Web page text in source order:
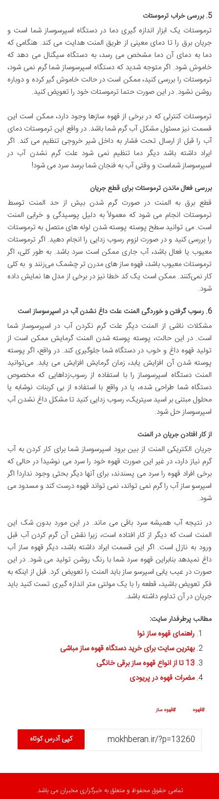
5. بررسی خراب ترموستات
ترموستات یک ابزار اندازه گیری دما در دستگاه اسپرسوساز شما است و
جریان برق را تا دمای معینی از طریق المنت هدایت می کند. هنگامی که
دما به دمای آن دما مشخص می رسد، به دستگاه سیگنال می دهد که
خاموش شود. اگر متوجه شدید که دستگاه اسپرسوساز شما گرم نمی شود،
ترموستات را بررسی کنید، ممکن است در حالت خاموش گیر کرده و دوباره
روشن نشود. در این صورت حتما ترموستات خود را تعویض کنید.
ترموستات کنترلی که در برخی از قهوه سازها وجود دارد، ممکن است این
قسمت نیز مسئول مشکل آب گرم شما باشد. در واقع این ترموستات دمای
آب را قبل از ارسال تحت فشار به داخل شیر خروجی تنظیم می کند. اگر
ایراد داشته باشد دیگر دما تنظیم نمی شود علت گرم نشدن آب در
اسپرسوساز شماست و وقتی آب به فنجان شما برسد سرد می شود!
بررسی فعال ماندن ترموستات برای قطع جریان
قطع برق به المنت در صورت گرم شدن بیش از حد المنت توسط
ترموستات انجام می شود که معمولاً به دلیل پوسیدگی و خرابی المنت
است. می توانید سطح پوسته پوسته شدن لوله های متصل به ترموستات
را بررسی کنید و در صورت لزوم رسوب زدایی را انجام دهید. اگر ترموستات
معیوب یا فعال باشد، آب جاری ممکن است سرد باشد. به طور کلی، اگر
ترموستات معیوب باشد، قهوه ساز های مدرن تر چشمک می‌زنند و به‌ کلی
کار نمی‌کنند. ممکن است یک کد خطا نیز در برخی از مدل ها نمایش داده
شود.
6. رسوب گرفتن و خوردگی المنت علت داغ نشدن آب در اسپرسوساز است
مشکلات ناشی از المنت دیگر علت گرم نکردن آب در اسپرسوساز شما
است. در این حالت، پوسته پوسته شدن المنت گرمایش ممکن است از
تولید قهوه داغ و خوب در دستگاه شما جلوگیری کند. در واقع، اگر پوسته
پوسته شدن آن افزایش یابد، زمان گرمایش افزایش می یابد. می‌توانید
المنت دستگاه اسپرسوساز را با استفاده از رسوب‌زداهایی که مخصوص
دستگاه شما طراحی شده، یا در واقع با استفاده از بی کربنات نوشابه یا
محلول مبتنی بر اسید سیتریک، رسوب زدایی کنید تا مشکل داغ نشدن آب
اسپرسوساز حل شود.
از کار افتادن جریان در المنت
جریان الکتریکی المنت از بین برود اسپرسوساز شما برای کار کردن به آب
گرم نیاز دارد، در غیر این صورت قهوه خود را سرد می نوشید! در حالی که
برخی افراد قهوه را سرد می پسندند، برای آنها دیگر بحثی وجود ندارد! اگر
اسپرسو ساز آب را گرم نمی تواند، نمی تواند قهوه درست کند و مسدود می
شود.
در نتیجه آب همیشه سرد باقی می ماند. در این مورد بدون شک این
المنت است که دیگر از کار افتاده است، زیرا نقش آن گرم کردن آب قبل
ورود به نازل است. اگر این قسمت ایراد داشته باشد، دیگر قهوه ساز آب
داغ نمیدهد بنابراین قهوه سرد شما با رنگ روشن تولید می شود. در این
صورت در عیب یابی اسپرسو ساز باید المنت را تعویض کرد. قبل از اینکه به
فکر تعویض باشید، قطعه را با یک مولتی متر اندازه گیری تست کنید باید
جریان در آن تداوم داشته باشد.
مطالب پرطرفدار سایت:
راهنمای قهوه ساز نوا
بهترین سایت برای خرید دستگاه قهوه ساز مباشی
13 تا از انواع قهوه ساز برقی خانگی
مضرات قهوه در پریودی
قهوه قهوه ساز
کپی آدرس کوتاه
تمامی حقوق محفوظ و متعلق به خبرگزاری مخبران می باشد.